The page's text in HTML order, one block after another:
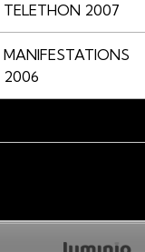
TELETHON 2007
MANIFESTATIONS
2006